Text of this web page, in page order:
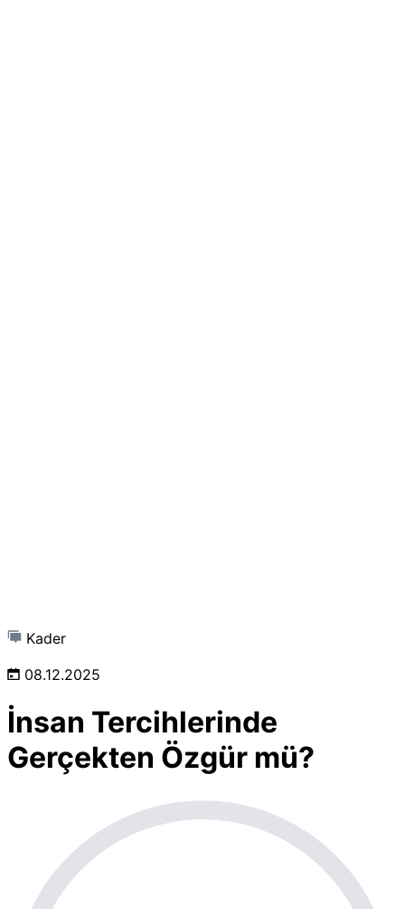
Kader
08.12.2025
İnsan Tercihlerinde
Gerçekten Özgür mü?